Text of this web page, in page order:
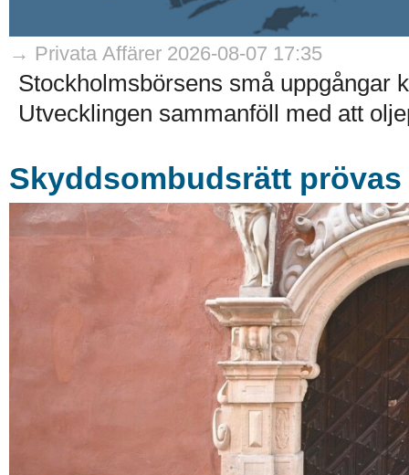
→ Privata Affärer 2026-08-07 17:35
Stockholmsbörsens små uppgångar
Utvecklingen sammanföll med att
Skyddsombudsrätt